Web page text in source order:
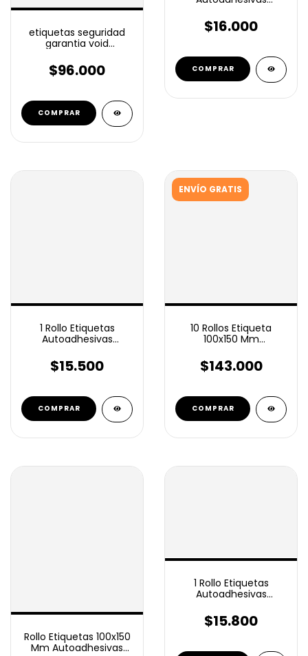
etiquetas seguridad
garantia void
500u
$96.000
mm 1250 unidades
$16.000
1 Rollo Etiquetas
Autoadhesivas
Mm X 500 unidades
$15.500
ENVÍO GRATIS
10 Rollos Etiqueta
100x150 Mm
Eco
$143.000
Rollo Etiquetas 100x150
Mm Autoadhesivas
1 Rollo Etiquetas
Autoadhesivas
1000 Unidades
$15.800